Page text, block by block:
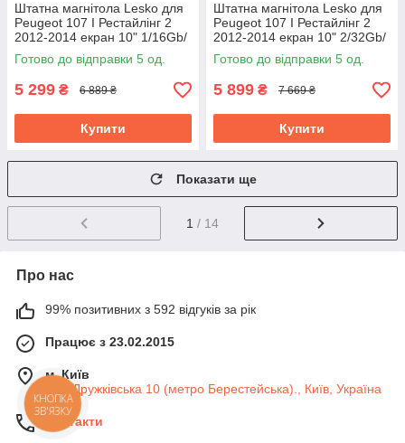
Штатна магнітола Lesko для
Peugeot 107 I Рестайлінг 2
2012-2014 екран 10" 1/16Gb/
Wi-Fi Optima GPS Android
Готово до відправки 5 од.
5 299 ₴ 6 889 ₴
Купити
Штатна магнітола Lesko для
Peugeot 107 I Рестайлінг 2
2012-2014 екран 10" 2/32Gb/
Wi-Fi Optima GPS Android
Готово до відправки 5 од.
5 899 ₴ 7 669 ₴
Купити
Показати ще
1 / 14
Про нас
99% позитивних з 592 відгуків за рік
Працює з 23.02.2015
м. Київ
вул. Дружківська 10 (метро Берестейська)., Київ, Україна
Контакти
КНОПКА
ЗВ'ЯЗКУ